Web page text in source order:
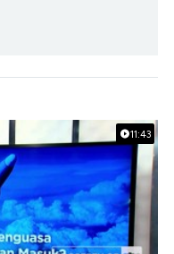
11:43